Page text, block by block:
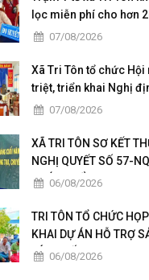
lọc miễn phí cho hơn
người dân ấp Tô Thuận.
07/08/2026
Xã Tri Tôn tổ chức Hội
triệt, triển khai Nghị
236/2026/NĐ-CP và
07/08/2026
XÃ TRI TÔN SƠ KẾT
NGHỊ QUYẾT SỐ 57-
PHÁT TRIỂN KHOA
CHUYỂN ĐỔI SỐ
06/08/2026
TRI TÔN TỔ CHỨC
KHAI DỰ ÁN HỖ TRỢ
LÚA CHẤT LƯỢNG CAO
06/08/2026